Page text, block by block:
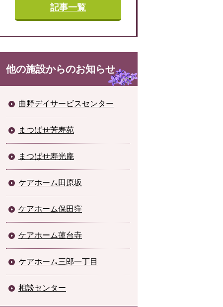
記事一覧
他の施設からのお知らせ
曲野デイサービスセンター
まつばせ芳寿苑
まつばせ寿光庵
ケアホーム田原坂
ケアホーム保田窪
ケアホーム蓮台寺
ケアホーム三郎一丁目
相談センター